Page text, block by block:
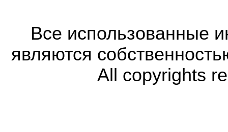
Все использованные
являются
All copyrights